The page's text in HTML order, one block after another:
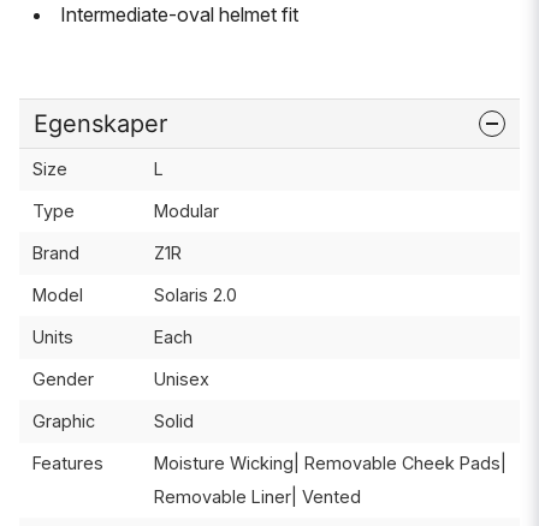
Intermediate-oval helmet fit
Egenskaper
Size L
Type Modular
Brand Z1R
Model Solaris 2.0
Units Each
Gender Unisex
Graphic Solid
Features
Moisture Wicking| Removable Cheek Pads|
Removable Liner| Vented